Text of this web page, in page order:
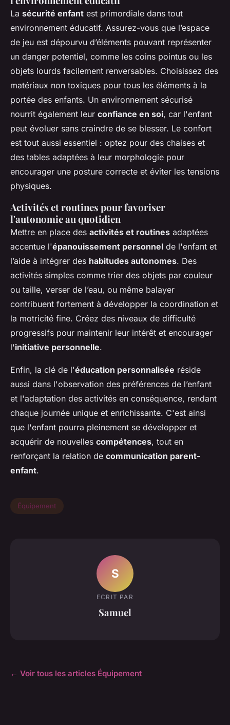
La sécurité enfant est primordiale dans tout
environnement éducatif. Assurez-vous que l’espace
de jeu est dépourvu d’éléments pouvant représenter
un danger potentiel, comme les coins pointus ou les
objets lourds facilement renversables. Choisissez des
matériaux non toxiques pour tous les éléments à la
portée des enfants. Un environnement sécurisé
nourrit également leur confiance en soi, car l'enfant
peut évoluer sans craindre de se blesser. Le confort
est tout aussi essentiel : optez pour des chaises et
des tables adaptées à leur morphologie pour
encourager une posture correcte et éviter les tensions
physiques.
Activités et routines pour favoriser
l'autonomie au quotidien
Mettre en place des activités et routines adaptées
accentue l'épanouissement personnel de l'enfant et
l’aide à intégrer des habitudes autonomes. Des
activités simples comme trier des objets par couleur
ou taille, verser de l’eau, ou même balayer
contribuent fortement à développer la coordination et
la motricité fine. Créez des niveaux de difficulté
progressifs pour maintenir leur intérêt et encourager
l'initiative personnelle.
Enfin, la clé de l'éducation personnalisée réside
aussi dans l'observation des préférences de l’enfant
et l'adaptation des activités en conséquence, rendant
chaque journée unique et enrichissante. C'est ainsi
que l'enfant pourra pleinement se développer et
acquérir de nouvelles compétences, tout en
renforçant la relation de communication parent-
enfant.
Équipement
S
ECRIT PAR
Samuel
← Voir tous les articles Équipement